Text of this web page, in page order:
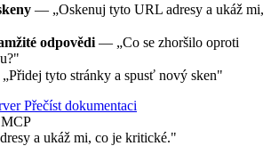
— „Oskenuj tyto URL adresy a ukáž mi,
odpovědi — „Co se zhoršilo oproti
tyto stránky a spusť nový sken"
Přečíst dokumentaci
a ukáž mi, co je kritické."